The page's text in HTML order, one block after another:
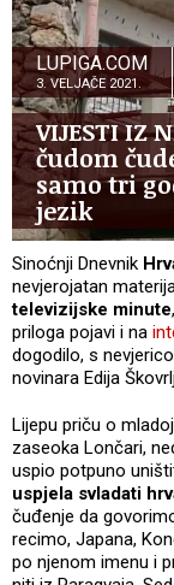
LUPIGA.COM
3. VELJAČE 2021.
VIJESTI IZ
čudom
samo tri
jezik
Sinoćnji Dnevnik
nevjerojatan
televizijske minute
priloga pojavi i na
dogodilo, s
novinara Edija
Lijepu priču o
zaseoka Lončari,
uspio potpuno
uspjela svladati
čuđenje da
recimo, Japana,
po njenom imenu i